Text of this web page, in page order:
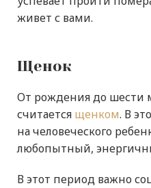
живет с вами.
Щенок
От рождения до шести
считается щенком. В
на человеческого
любопытный,
В этот период важно